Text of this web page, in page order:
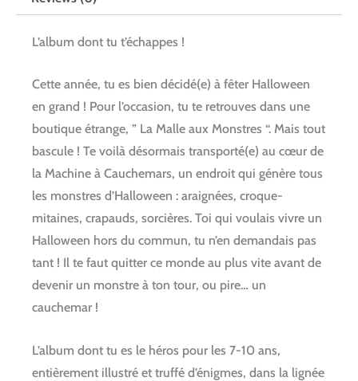
L’album dont tu t’échappes !
Cette année, tu es bien décidé(e) à fêter Halloween
en grand ! Pour l’occasion, tu te retrouves dans une
boutique étrange, ” La Malle aux Monstres “. Mais tout
bascule ! Te voilà désormais transporté(e) au cœur de
la Machine à Cauchemars, un endroit qui génère tous
les monstres d’Halloween : araignées, croque-
mitaines, crapauds, sorcières. Toi qui voulais vivre un
Halloween hors du commun, tu n’en demandais pas
tant ! Il te faut quitter ce monde au plus vite avant de
devenir un monstre à ton tour, ou pire… un
cauchemar !
L’album dont tu es le héros pour les 7-10 ans,
entièrement illustré et truffé d’énigmes, dans la lignée